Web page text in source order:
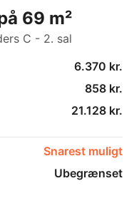
69 m²
C - 2. sal
6.370 kr.
858 kr.
21.128 kr.
Snarest muligt
Ubegrænset